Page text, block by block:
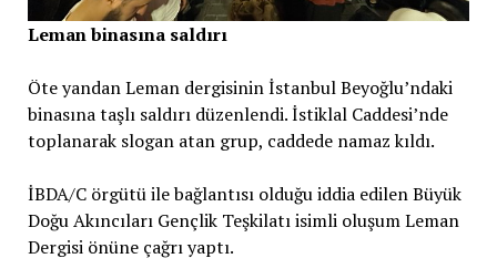
Leman binasına saldırı
Öte yandan Leman dergisinin İstanbul Beyoğlu’ndaki
binasına taşlı saldırı düzenlendi. İstiklal Caddesi’nde
toplanarak slogan atan grup, caddede namaz kıldı.
İBDA/C örgütü ile bağlantısı olduğu iddia edilen Büyük
Doğu Akıncıları Gençlik Teşkilatı isimli oluşum Leman
Dergisi önüne çağrı yaptı.